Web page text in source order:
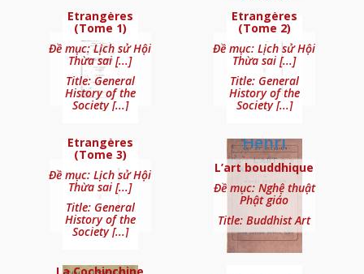
Etude sur le caodaïsme et ses
dissidences
Étrangères
(Tome 1)
Đề mục: Lịch sử Hội
Thừa sai [...]
Title: General
History of the
Society [...]
Étrangères
(Tome 2)
Đề mục: Lịch sử Hội
Thừa sai [...]
Title: General
History of the
Society [...]
Histoire générale
Étrangères
(Tome 3)
Đề mục: Lịch sử Hội
Thừa sai [...]
Title: General
History of the
Society [...]
Henri
L’art bouddhique
Đề mục: Nghệ thuật
Phật giáo
Title: Buddhist Art
La Cochinchine
LAMAIRESSE
Pierre-
Eugène